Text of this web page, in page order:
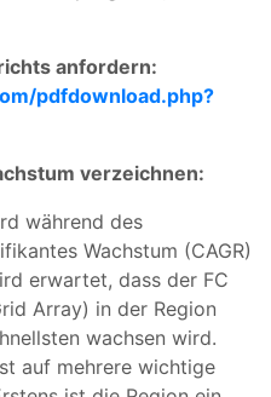
anfordern:
pdfdownload.php?
verzeichnen:
während des
Wachstum (CAGR)
erwartet, dass der FC
Array) in der Region
wachsen wird.
auf mehrere wichtige